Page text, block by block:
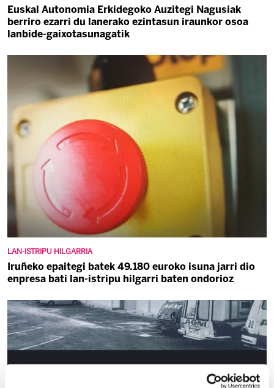
Euskal Autonomia Erkidegoko Auzitegi Nagusiak
berriro ezarri du lanerako ezintasun iraunkor osoa
lanbide-gaixotasunagatik
LAN-ISTRIPU HILGARRIA
Iruñeko epaitegi batek 49.180 euroko isuna jarri dio
enpresa bati lan-istripu hilgarri baten ondorioz